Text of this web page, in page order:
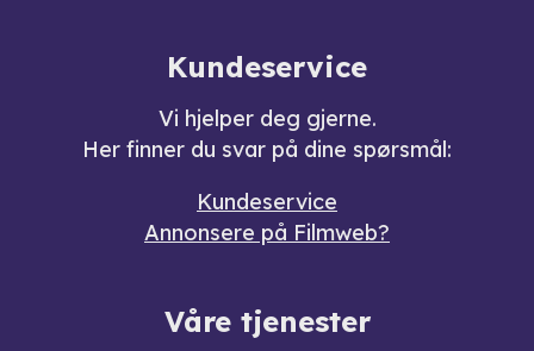
Kundeservice
Vi hjelper deg gjerne.
Her finner du svar på dine spørsmål:
Kundeservice
Annonsere på Filmweb?
Våre tjenester